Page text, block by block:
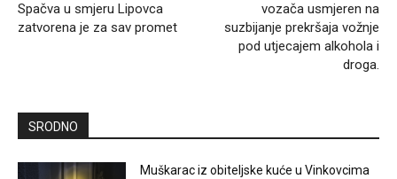
Spačva u smjeru Lipovca
zatvorena je za sav promet
vozača usmjeren na
suzbijanje prekršaja vožnje
pod utjecajem alkohola i
droga.
SRODNO
Muškarac iz obiteljske kuće u Vinkovcima